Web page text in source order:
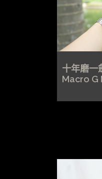
十年磨一
Macro G